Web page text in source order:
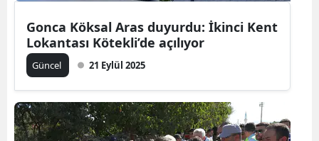
Gonca Köksal Aras duyurdu: İkinci Kent
Lokantası Kötekli’de açılıyor
Güncel 21 Eylül 2025